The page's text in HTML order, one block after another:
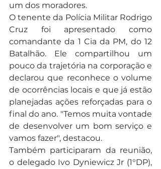
um dos moradores.
O tenente da Polícia Militar Rodrigo
Cruz foi apresentado como
comandante da 1 Cia da PM, do 12
Batalhão. Ele compartilhou um
pouco da trajetória na corporação e
declarou que reconhece o volume
de ocorrências locais e que já estão
planejadas ações reforçadas para o
final do ano. "Temos muita vontade
de desenvolver um bom serviço e
vamos fazer", destacou.
Também participaram da reunião,
o delegado Ivo Dyniewicz Jr (1°DP),